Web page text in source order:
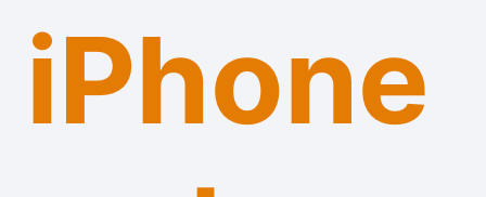
iPhone